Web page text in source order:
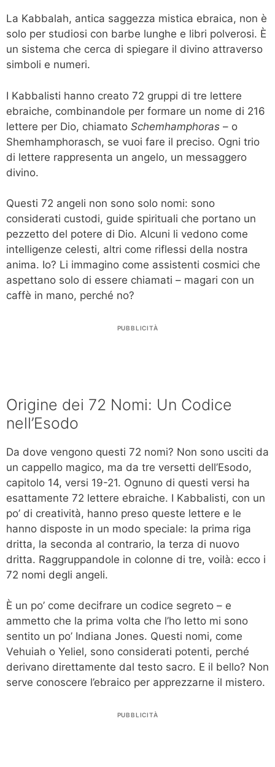
La Kabbalah, antica saggezza mistica ebraica, non è
solo per studiosi con barbe lunghe e libri polverosi. È
un sistema che cerca di spiegare il divino attraverso
simboli e numeri.
I Kabbalisti hanno creato 72 gruppi di tre lettere
ebraiche, combinandole per formare un nome di 216
lettere per Dio, chiamato Schemhamphoras – o
Shemhamphorasch, se vuoi fare il preciso. Ogni trio
di lettere rappresenta un angelo, un messaggero
divino.
Questi 72 angeli non sono solo nomi: sono
considerati custodi, guide spirituali che portano un
pezzetto del potere di Dio. Alcuni li vedono come
intelligenze celesti, altri come riflessi della nostra
anima. Io? Li immagino come assistenti cosmici che
aspettano solo di essere chiamati – magari con un
caffè in mano, perché no?
PUBBLICITÀ
Origine dei 72 Nomi: Un Codice
nell’Esodo
Da dove vengono questi 72 nomi? Non sono usciti da
un cappello magico, ma da tre versetti dell’Esodo,
capitolo 14, versi 19-21. Ognuno di questi versi ha
esattamente 72 lettere ebraiche. I Kabbalisti, con un
po’ di creatività, hanno preso queste lettere e le
hanno disposte in un modo speciale: la prima riga
dritta, la seconda al contrario, la terza di nuovo
dritta. Raggruppandole in colonne di tre, voilà: ecco i
72 nomi degli angeli.
È un po’ come decifrare un codice segreto – e
ammetto che la prima volta che l’ho letto mi sono
sentito un po’ Indiana Jones. Questi nomi, come
Vehuiah o Yeliel, sono considerati potenti, perché
derivano direttamente dal testo sacro. E il bello? Non
serve conoscere l’ebraico per apprezzarne il mistero.
PUBBLICITÀ